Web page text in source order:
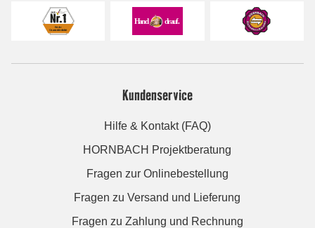
Kundenservice
Hilfe & Kontakt (FAQ)
HORNBACH Projektberatung
Fragen zur Onlinebestellung
Fragen zu Versand und Lieferung
Fragen zu Zahlung und Rechnung